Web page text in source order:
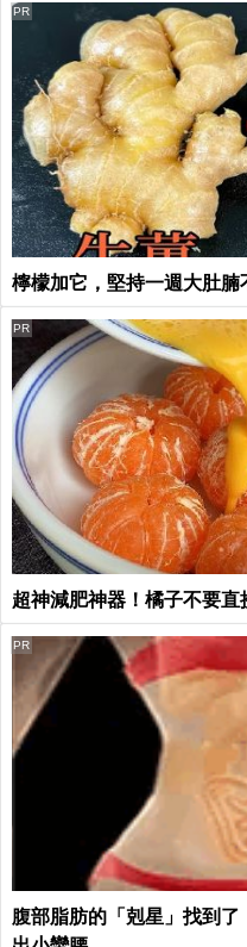
檸檬加它，堅持一週大肚
PR
超神減肥神器！橘子不要
PR
腹部脂肪的「剋星」找到
PR